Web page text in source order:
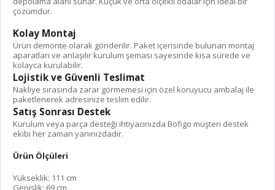
çözümdür.
Kolay Montaj
Ürün demonte olarak gönderilir. Paket içerisinde bulunan montaj
aparatları ve anlaşılır kurulum şeması sayesinde kısa sürede ve
kolayca kurulabilir.
Lojistik ve Güvenli Teslimat
Nakliye sırasında zarar görmemesi için özel koruyucu ambalaj ile
paketlenerek adresinize teslim edilir.
Satış Sonrası Destek
Kurulum veya parça desteği ihtiyacınızda Bofigo müşteri destek
ekibi her zaman yanınızdadır.
Ürün Ölçüleri
Yükseklik: 111 cm
Genişlik: 69 cm